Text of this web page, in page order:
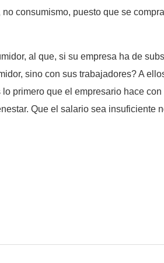
consumismo, puesto que se
al que, si su empresa ha de
sino con sus trabajadores? A
primero que el empresario hace con
Que el salario sea insuficiente